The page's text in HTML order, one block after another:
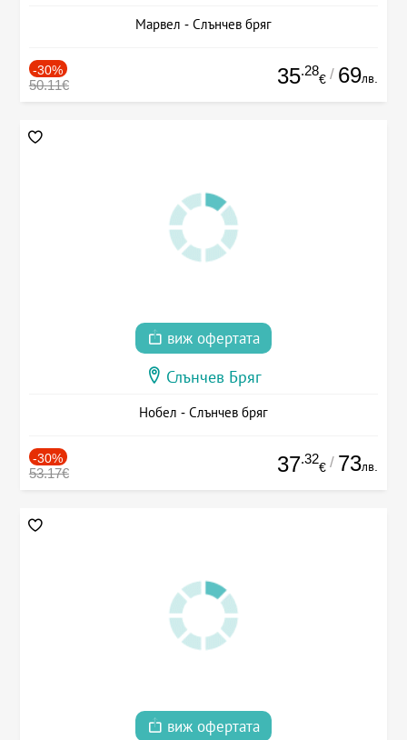
Марвел - Слънчев бряг
-30%
50.11€ 35.28
€ / 69лв.
виж офертата
Слънчев Бряг
Нобел - Слънчев бряг
-30%
53.17€ 37.32
€ / 73лв.
виж офертата